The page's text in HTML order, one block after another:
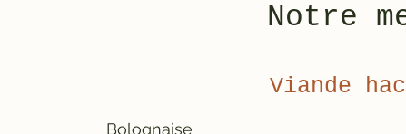
Notre
Viande
Bolognaise